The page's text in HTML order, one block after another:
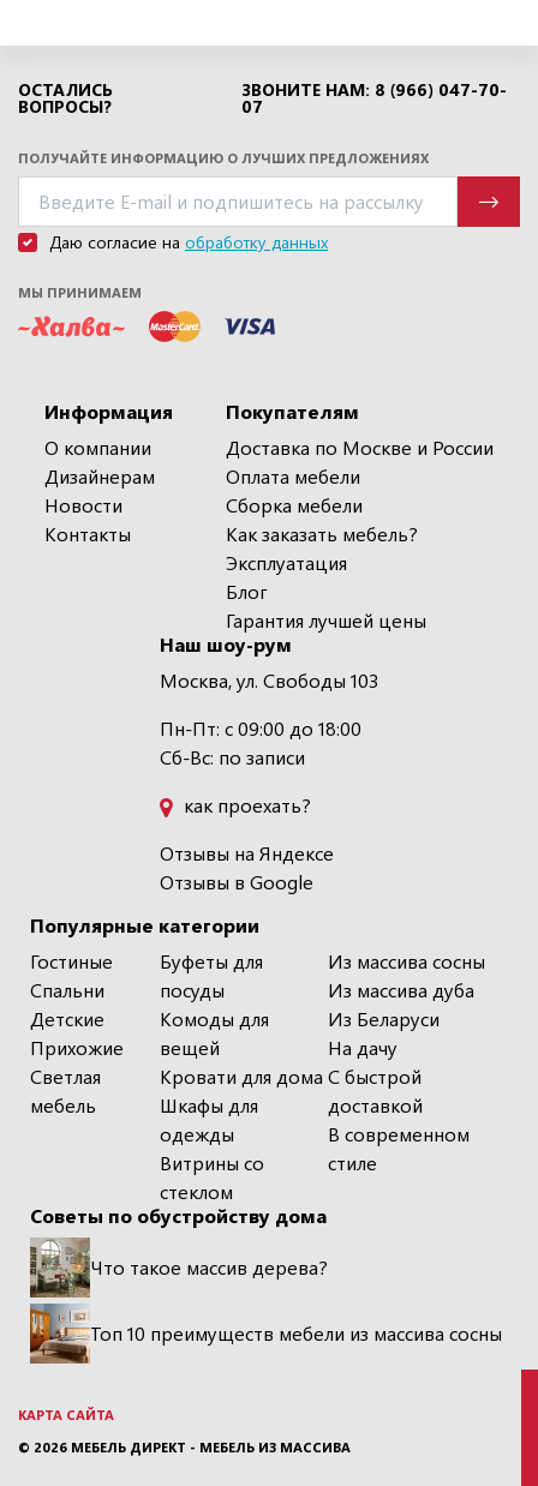
ОСТАЛИСЬ
ВОПРОСЫ?
ЗВОНИТЕ НАМ: 8 (966) 047-70-
07
ПОЛУЧАЙТЕ ИНФОРМАЦИЮ О ЛУЧШИХ ПРЕДЛОЖЕНИЯХ
Даю согласие на обработку данных
МЫ ПРИНИМАЕМ
Информация
О компании
Дизайнерам
Новости
Контакты
Популярные категории
Гостиные
Спальни
Детские
Прихожие
Светлая
мебель
Буфеты для
посуды
Комоды для
вещей
Кровати для дома
Шкафы для
одежды
Витрины со
стеклом
Из массива сосны
Из массива дуба
Из Беларуси
На дачу
С быстрой
доставкой
В современном
стиле
Покупателям
Доставка по Москве и России
Оплата мебели
Сборка мебели
Как заказать мебель?
Эксплуатация
Блог
Гарантия лучшей цены
Наш шоу-рум
Москва, ул. Свободы 103
Пн-Пт: с 09:00 до 18:00
Сб-Вс: по записи
как проехать?
Отзывы на Яндексе
Отзывы в Google
Советы по обустройству дома
Что такое массив дерева?
Топ 10 преимуществ мебели из массива сосны
КАРТА САЙТА
© 2026 МЕБЕЛЬ ДИРЕКТ - МЕБЕЛЬ ИЗ МАССИВА